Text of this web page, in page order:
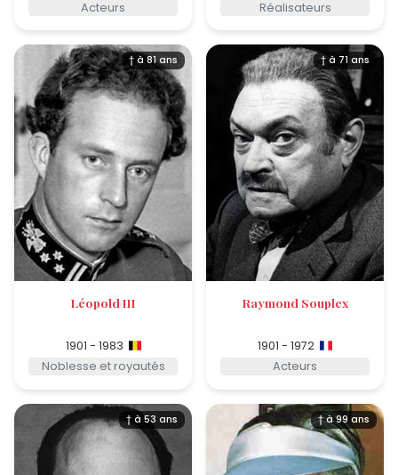
Acteurs
Réalisateurs
† à 81 ans
Léopold III
1901 - 1983
Noblesse et royautés
† à 71 ans
Raymond Souplex
1901 - 1972
Acteurs
† à 53 ans † à 99 ans